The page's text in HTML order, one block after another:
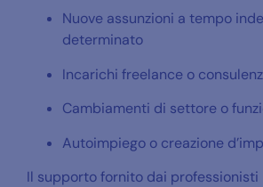
Nuove assunzioni a tempo
determinato
Incarichi freelance o
Cambiamenti di settore o
Autoimpiego o creazione
Il supporto fornito dai professionisti